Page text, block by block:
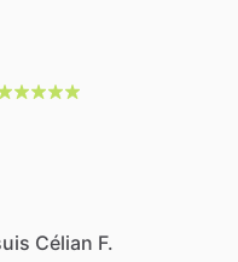
Célian F.